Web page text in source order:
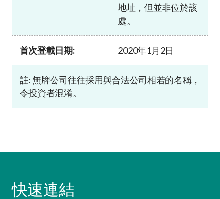
地址，但並非位於該
處。
首次登載日期: 2020年1月2日
註: 無牌公司往往採用與合法公司相若的名稱，
令投資者混淆。
快速連結